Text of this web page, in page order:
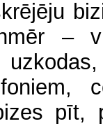
–
pīt,